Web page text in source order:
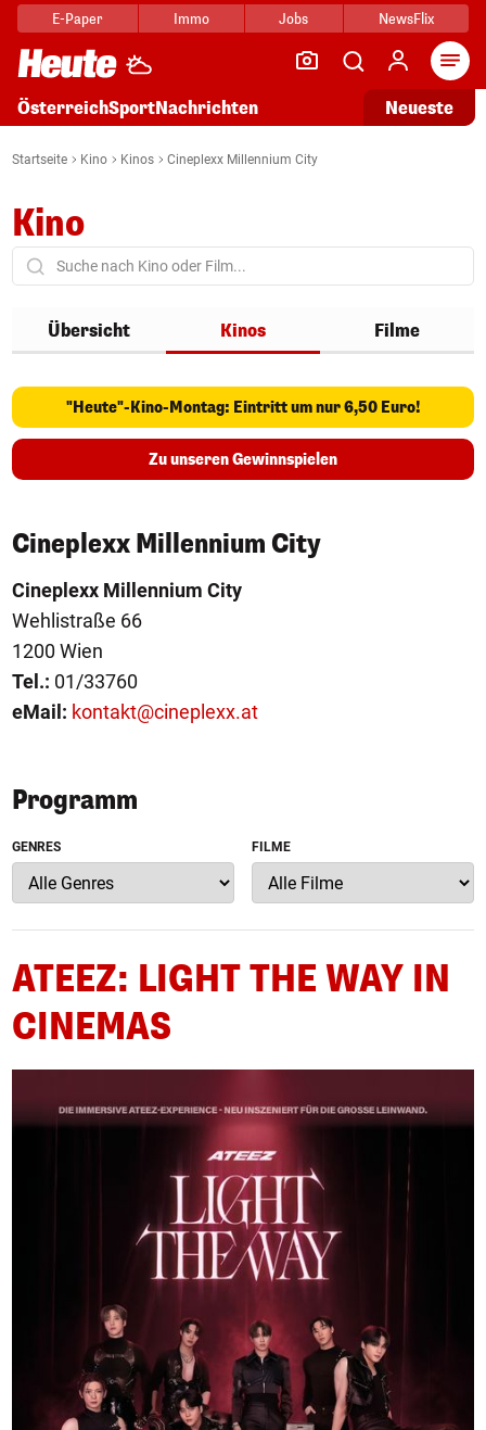
E-Paper Immo Jobs NewsFlix
ÖsterreichSportNachrichten Neueste
Startseite Kino Kinos Cineplexx Millennium City
Kino
Übersicht Kinos Filme
"Heute"-Kino-Montag: Eintritt um nur 6,50 Euro!
Zu unseren Gewinnspielen
Cineplexx Millennium City
Cineplexx Millennium City
Wehlistraße 66
1200 Wien
Tel.: 01/33760
eMail: kontakt@cineplexx.at
Programm
GENRES FILME
ATEEZ: LIGHT THE WAY IN
CINEMAS